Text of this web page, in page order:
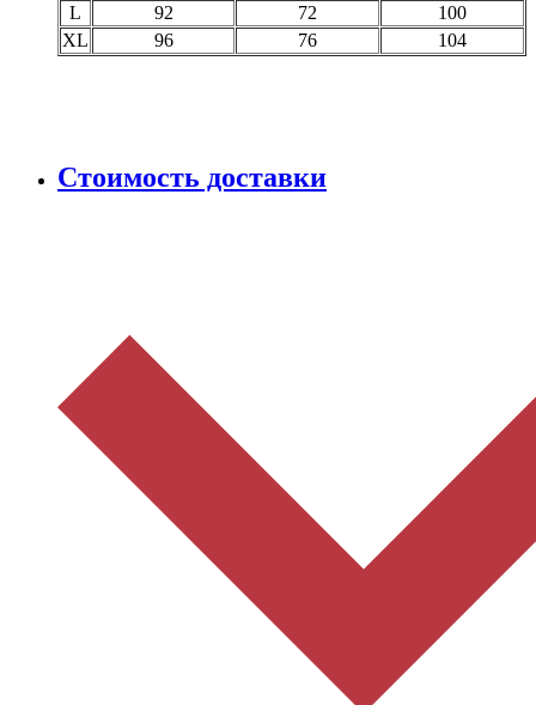
L
92 72
100
XL
96 76 104
Стоимость доставки